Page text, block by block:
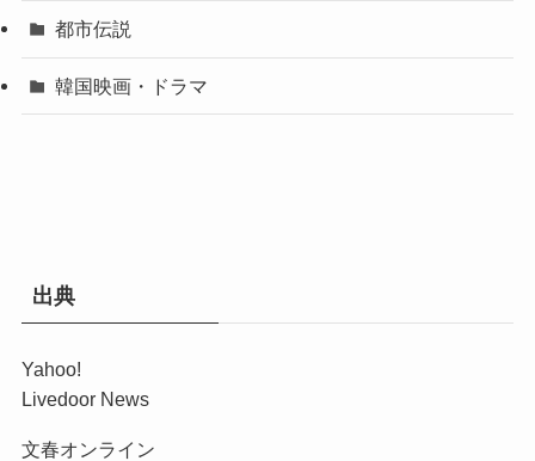
都市伝説
韓国映画・ドラマ
出典
Yahoo!
Livedoor News
文春オンライン